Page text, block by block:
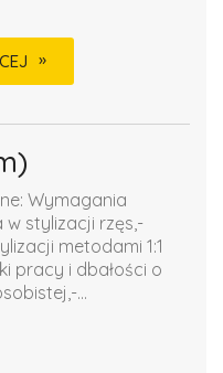
Wymagania
stylizacji rzęs,-
metodami 1:1
pracy i dbałości o
...